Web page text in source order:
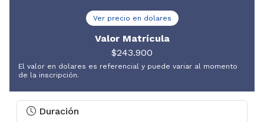
Aula virtual
Ver precio en dolares
Valor Matrícula
$243.900
El valor en dolares es referencial y puede variar al momento
de la inscripción.
Duración